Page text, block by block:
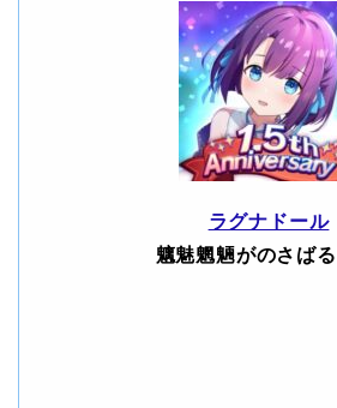
ラグナドール
魑魅魍魎がのさば